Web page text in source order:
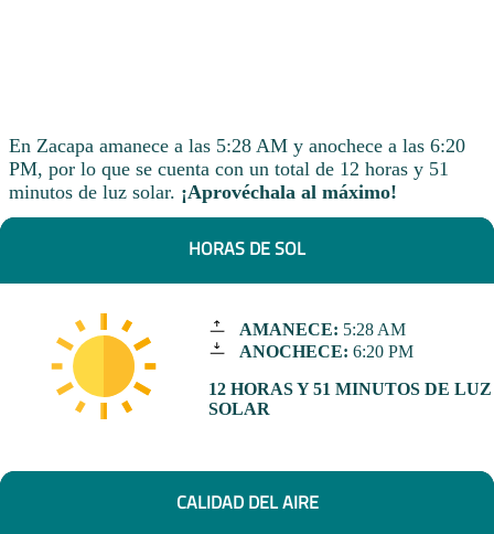
En Zacapa amanece a las 5:28 AM y anochece a las 6:20
PM, por lo que se cuenta con un total de 12 horas y 51
minutos de luz solar. ¡Aprovéchala al máximo!
HORAS DE SOL
AMANECE: 5:28 AM
ANOCHECE: 6:20 PM
12 HORAS Y 51 MINUTOS DE LUZ
SOLAR
CALIDAD DEL AIRE